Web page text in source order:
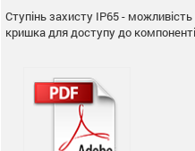
Ступінь захисту ІР65 -
кришка для доступу до